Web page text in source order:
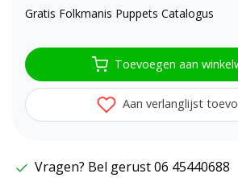
Gratis Folkmanis Puppets Catalogus
Toevoegen aan
Aan verlanglijst
Vragen? Bel gerust 06 45440688